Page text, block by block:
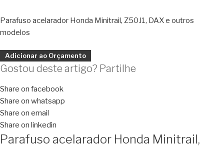
Parafuso acelarador Honda Minitrail, Z50J1, DAX e outros
modelos
Adicionar ao Orçamento
Gostou deste artigo? Partilhe
Share on facebook
Share on whatsapp
Share on email
Share on linkedin
Parafuso acelarador Honda Minitrail,